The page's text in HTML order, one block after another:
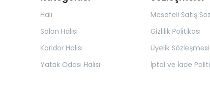
Halı
Salon Halısı
Koridor Halısı
Yatak Odası Halısı
Mesafeli Satış
Gizlilik Politikası
Üyelik Sözleşmesi
İptal ve İade